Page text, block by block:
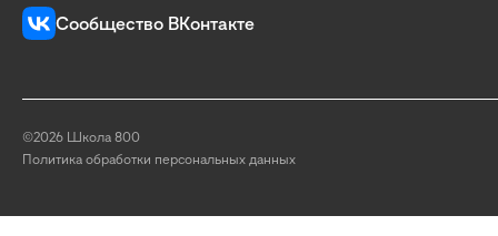
Сообщество ВКонтакте
©2026 Школа 800
Политика обработки персональных данных